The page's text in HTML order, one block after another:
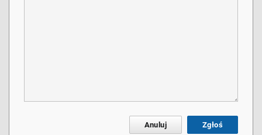
Anuluj Zgłoś